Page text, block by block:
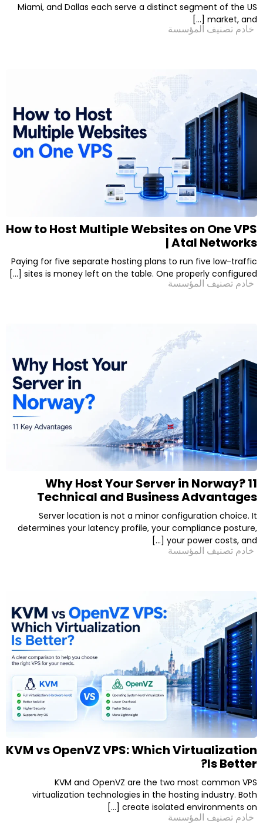
Miami, and Dallas each serve a distinct
How to Host Multiple Websites
|
Paying for five separate hosting plans to
sites is money left on the table. One
Why Host Your Server in
Technical and Business
Server location is not a minor
determines your latency profile, your
your
KVM vs OpenVZ VPS: Which
KVM and OpenVZ are the two
virtualization technologies in the
create isolated